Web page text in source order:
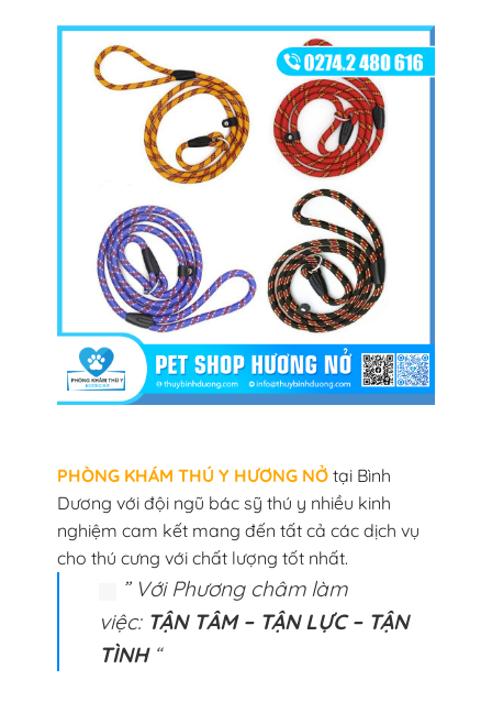
PHÒNG KHÁM THÚ Y HƯƠNG NỞtại Bình
Dương với đội ngũ bác sỹ thú y nhiều kinh
nghiệm cam kết mang đến tất cả các dịch vụ
cho thú cưng với chất lượng tốt nhất.
” Với Phương châm làm
việc: TẬN TÂM – TẬN LỰC – TẬN
TÌNH“